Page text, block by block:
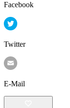
Facebook
Twitter
E-Mail